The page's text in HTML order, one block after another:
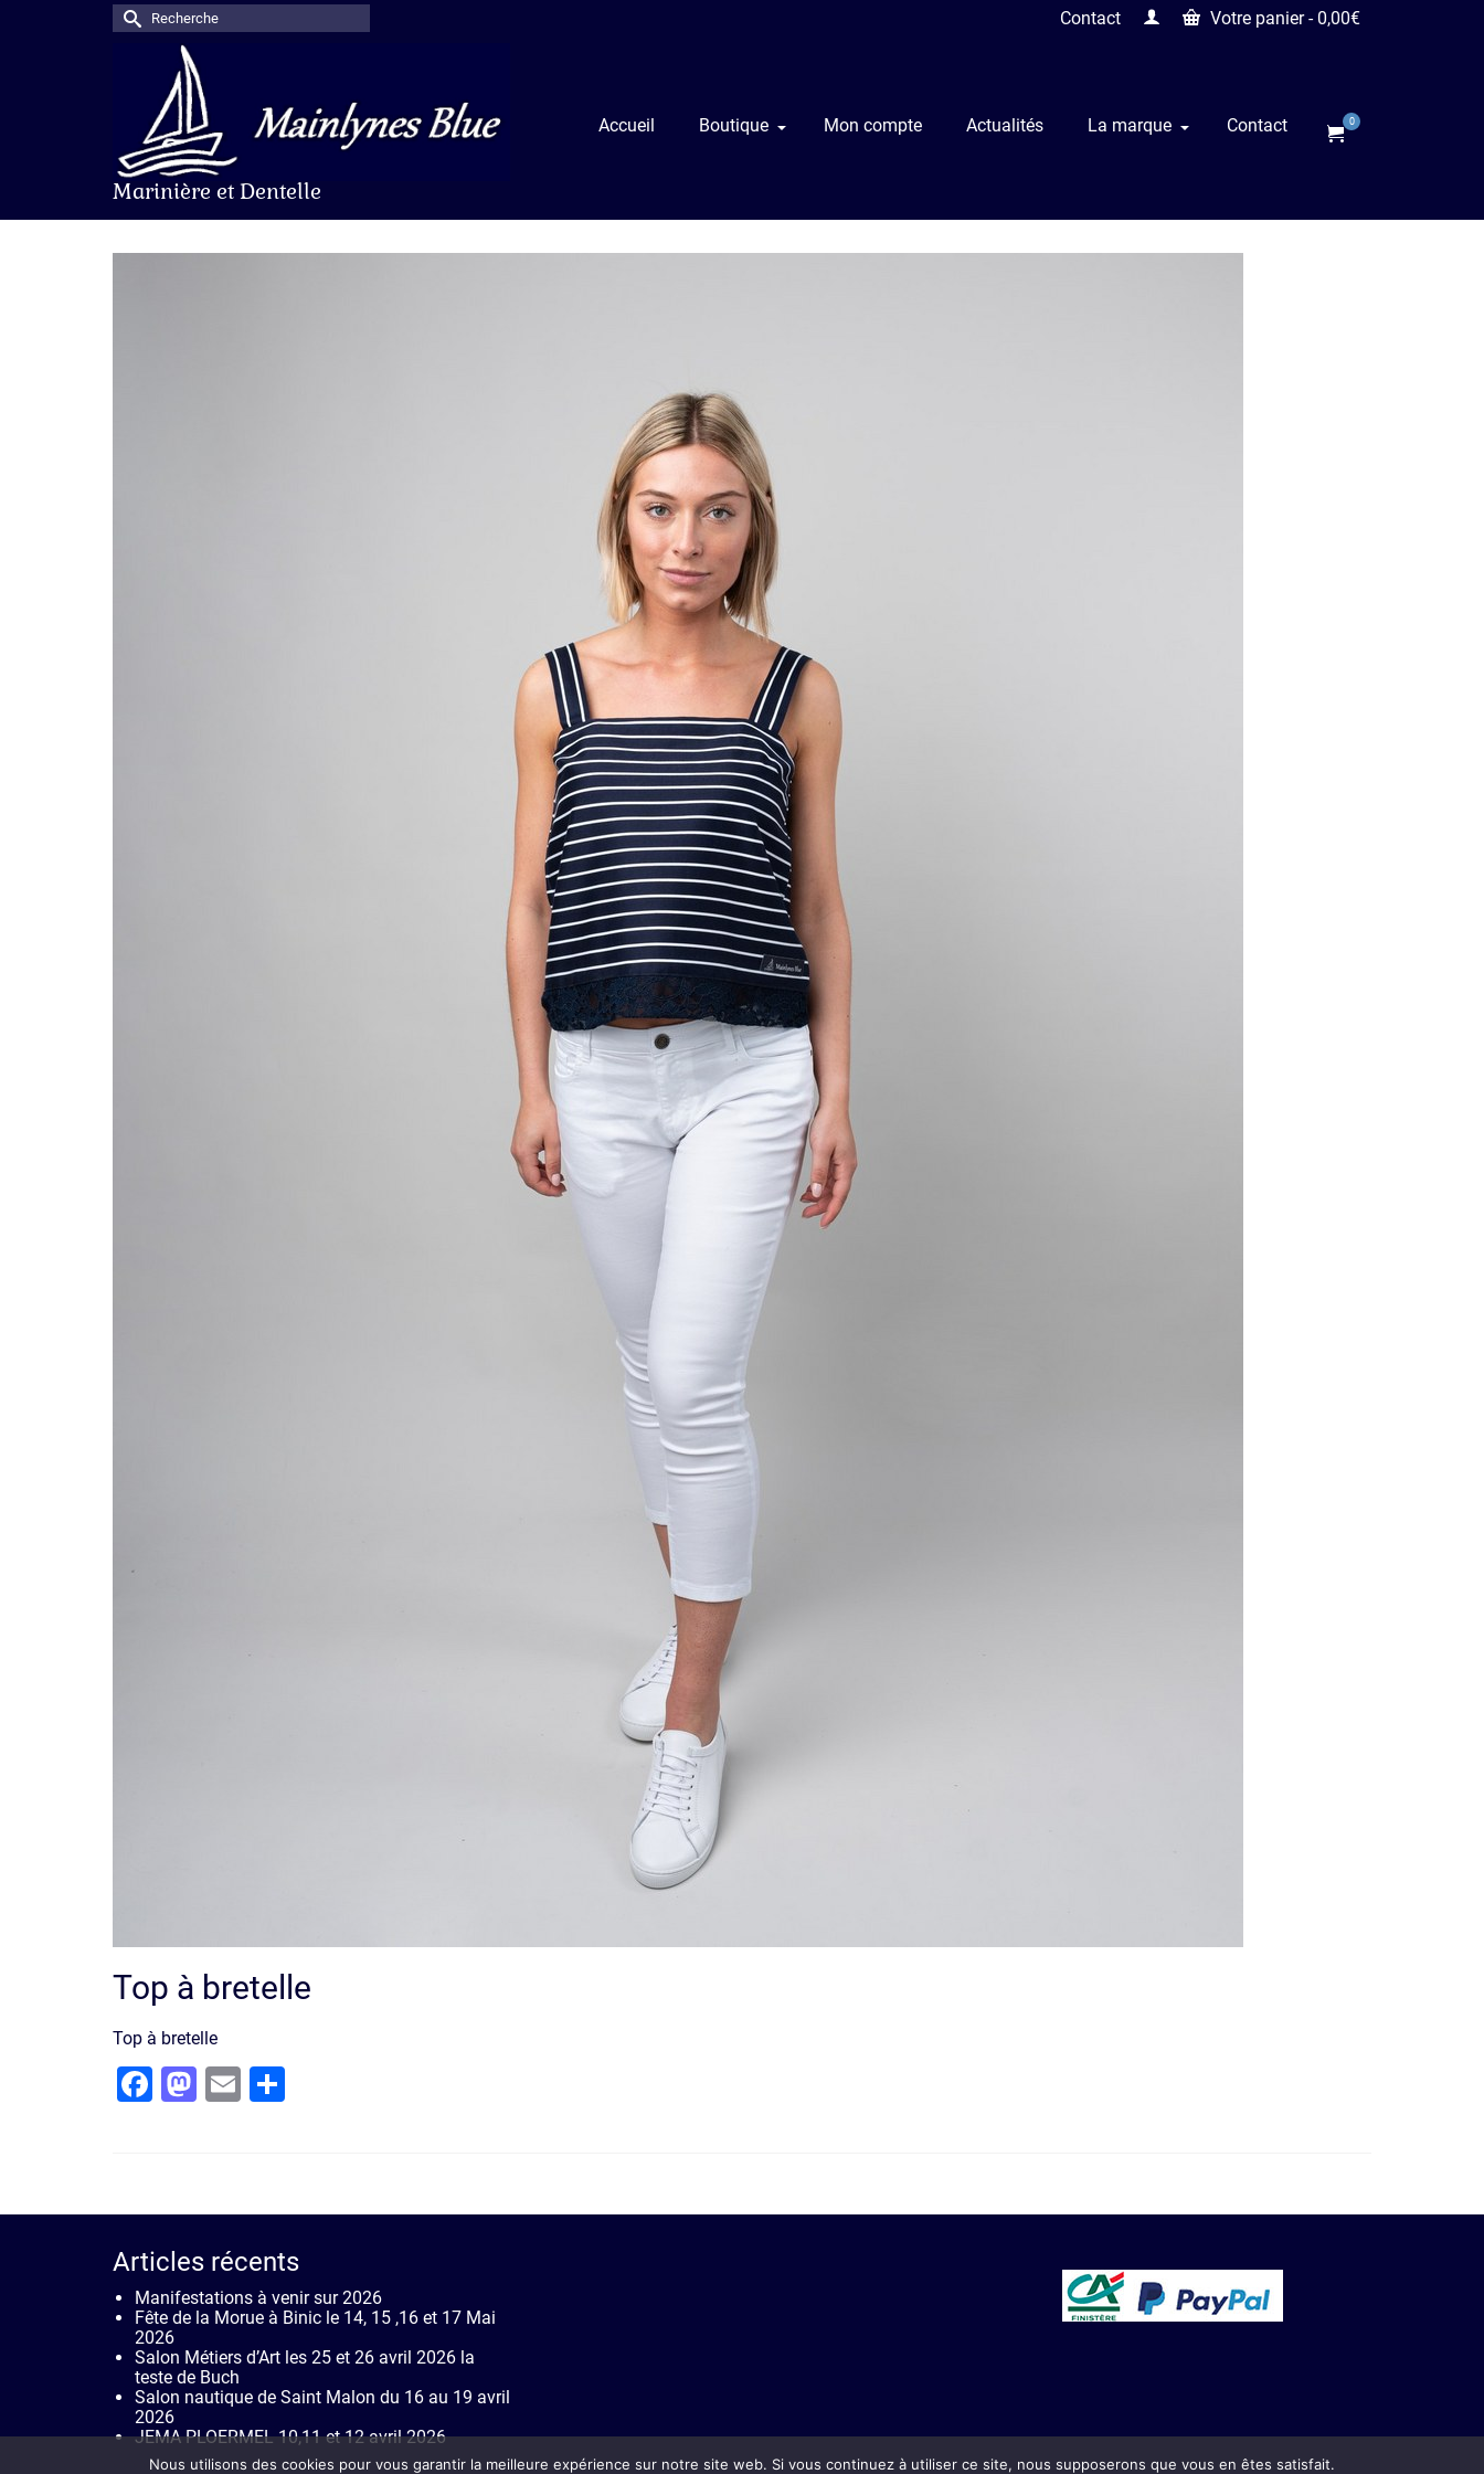
Contact Votre panier- 0,00€
Rechercher :
Marinière et Dentelle
Accueil Boutique Mon compte Actualités La marque Contact 0
Top à bretelle
Top à bretelle
Facebook
Mastodon
Email
Articles récents
Manifestations à venir sur 2026
Fête de la Morue à Binic le 14, 15 ,16 et 17 Mai
2026
Salon Métiers d’Art les 25 et 26 avril 2026 la
teste de Buch
Salon nautique de Saint Malon du 16 au 19 avril
2026
JEMA PLOERMEL 10,11 et 12 avril 2026
Nous utilisons des cookies pour vous garantir la meilleure expérience sur notre site web. Si vous continuez à utiliser ce site, nous supposerons que vous en êtes satisfait.